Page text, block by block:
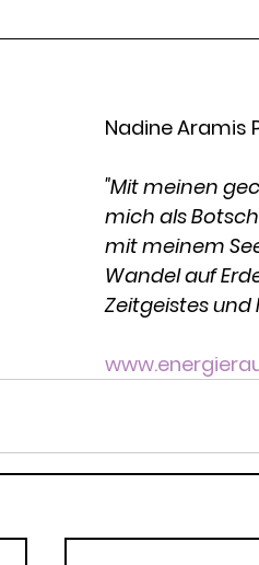
Nadine Aramis
"Mit meinen
mich als
mit meinem
Wandel auf
Zeitgeistes und